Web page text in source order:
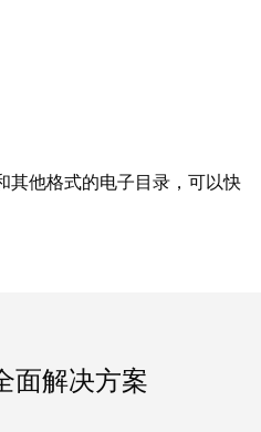
其他格式的电子目录，可以快
面解决方案